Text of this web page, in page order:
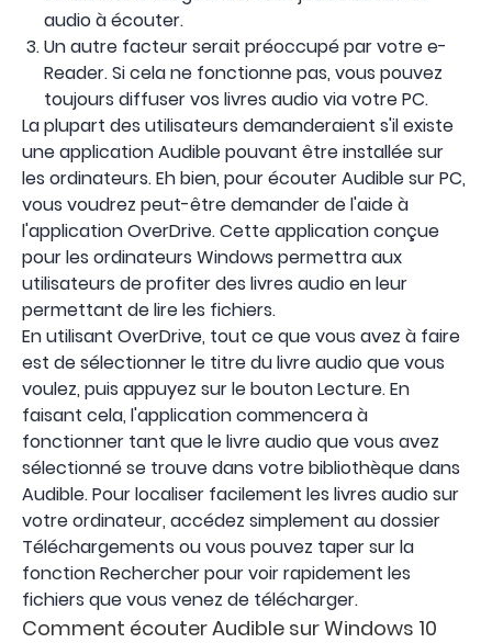
audio à écouter.
Un autre facteur serait préoccupé par votre e-
Reader. Si cela ne fonctionne pas, vous pouvez
toujours diffuser vos livres audio via votre PC.
La plupart des utilisateurs demanderaient s'il existe
une application Audible pouvant être installée sur
les ordinateurs. Eh bien, pour écouter Audible sur PC,
vous voudrez peut-être demander de l'aide à
l'application OverDrive. Cette application conçue
pour les ordinateurs Windows permettra aux
utilisateurs de profiter des livres audio en leur
permettant de lire les fichiers.
En utilisant OverDrive, tout ce que vous avez à faire
est de sélectionner le titre du livre audio que vous
voulez, puis appuyez sur le bouton Lecture. En
faisant cela, l'application commencera à
fonctionner tant que le livre audio que vous avez
sélectionné se trouve dans votre bibliothèque dans
Audible. Pour localiser facilement les livres audio sur
votre ordinateur, accédez simplement au dossier
Téléchargements ou vous pouvez taper sur la
fonction Rechercher pour voir rapidement les
fichiers que vous venez de télécharger.
Comment écouter Audible sur Windows 10